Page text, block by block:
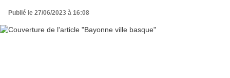
Publié le 27/06/2023 à 16:08